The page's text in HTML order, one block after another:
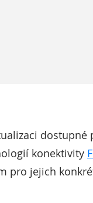
konektivity
pro jejich